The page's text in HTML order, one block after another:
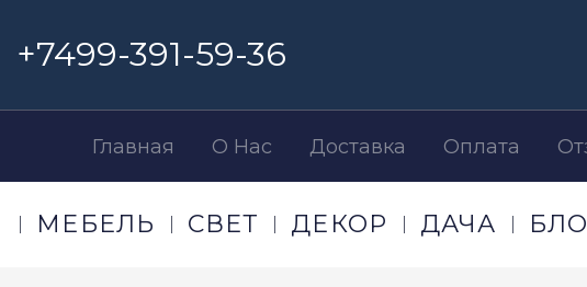
+7499-391-59-36
Главная О Нас Доставка Оплата
МЕБЕЛЬ СВЕТ ДЕКОР ДАЧА